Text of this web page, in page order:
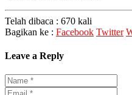
Telah dibaca : 670 kali
Bagikan ke : Facebook Twitter
Leave a Reply